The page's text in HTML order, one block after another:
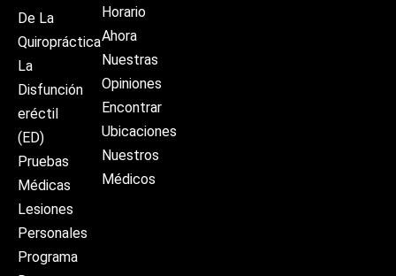
De La
Quiropráctica
La
Disfunción
eréctil
(ED)
Pruebas
Médicas
Lesiones
Personales
Programa
Horario
Ahora
Nuestras
Opiniones
Encontrar
Ubicaciones
Nuestros
Médicos